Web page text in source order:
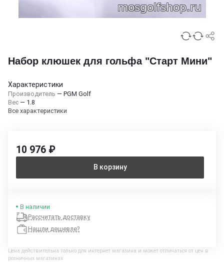
Набор клюшек для гольфа "Старт Мини"
Характеристики
Производитель — PGM Golf
Вес — 1.8
Все характеристики
10 976 ₽
В корзину
В наличии
Рассчитать доставку
Нашли дешевле?
Цена действительна только для интернет магазина и может отличаться от цен в
розничных магазинах